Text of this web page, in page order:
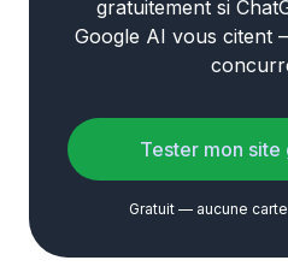
gratuitement si
Google AI vous citent
Tester mon
Gratuit — aucune